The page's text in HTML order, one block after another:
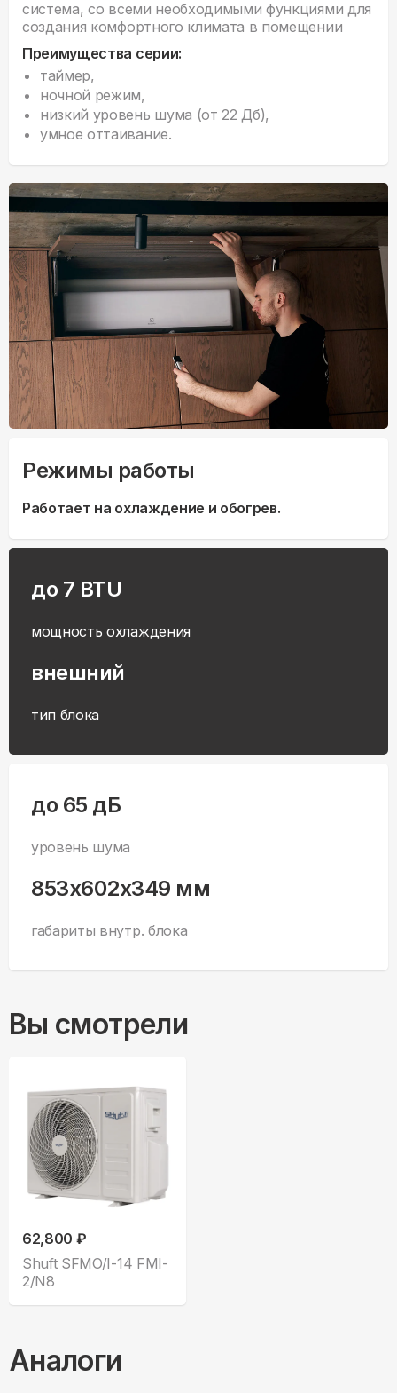
система, со всеми необходимыми функциями для
создания комфортного климата в помещении
Преимущества серии:
таймер,
ночной режим,
низкий уровень шума (от 22 Дб),
умное оттаивание.
Режимы работы
Работает на охлаждение и обогрев.
до 7 BTU
мощность охлаждения
внешний
тип блока
до 65 дБ
уровень шума
853x602x349 мм
габариты внутр. блока
Вы смотрели
62,800 ₽
Shuft SFMO/I-14 FMI-
2/N8
Аналоги